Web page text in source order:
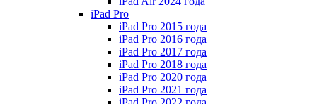
iPad Pro
iPad Pro 2015 года
iPad Pro 2016 года
iPad Pro 2017 года
iPad Pro 2018 года
iPad Pro 2020 года
iPad Pro 2021 года